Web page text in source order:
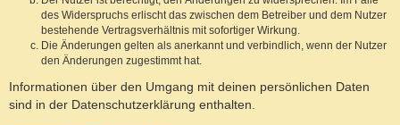
des Widerspruchs erlischt das zwischen dem Betreiber und dem Nutzer
bestehende Vertragsverhältnis mit sofortiger Wirkung.
Die Änderungen gelten als anerkannt und verbindlich, wenn der Nutzer
den Änderungen zugestimmt hat.
Informationen über den Umgang mit deinen persönlichen Daten
sind in der Datenschutzerklärung enthalten.